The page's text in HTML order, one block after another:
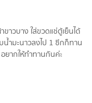
าวบาง ใส่ขวดแช่ตู้เย็นได้
น้ำมะนาวลงไป 1 ซีกก็ทาน
อยากให้ทำทานกันค่ะ